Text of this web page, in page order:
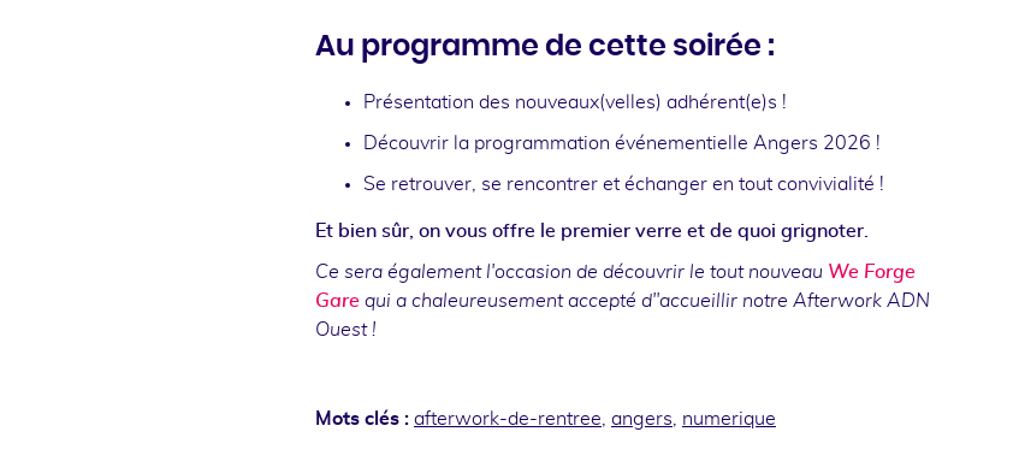
Au programme de cette soirée :
Présentation des nouveaux(velles) adhérent(e)s !
Découvrir la programmation événementielle Angers 2026 !
Se retrouver, se rencontrer et échanger en tout convivialité !
Et bien sûr, on vous offre le premier verre et de quoi grignoter.
Ce sera également l'occasion de découvrir le tout nouveau We Forge
Gare qui a chaleureusement accepté d''accueillir notre Afterwork ADN
Ouest !
Mots clés : afterwork-de-rentree, angers, numerique